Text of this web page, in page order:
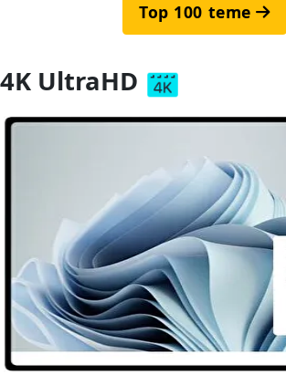
Top 100 teme
4K UltraHD